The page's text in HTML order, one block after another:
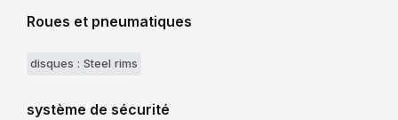
Roues et pneumatiques
disques : Steel rims
système de sécurité